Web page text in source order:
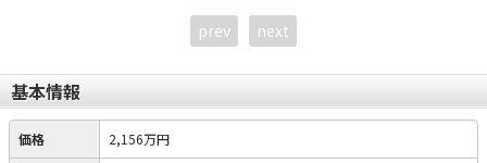
prev next
基本情報
価格 2,156万円